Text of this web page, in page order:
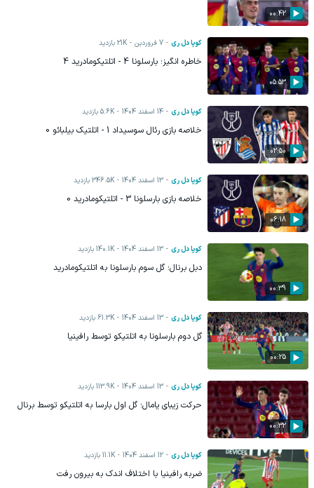
00:42
05:53
کوپا دل ری 7 فروردين 21Kبازدید
خاطره انگیز؛ بارسلونا 4 - اتلتیکومادرید 4
02:50
کوپا دل ری 14 اسفند 1404 5.6Kبازدید
خلاصه بازی رئال سوسیداد 1 - اتلتیک بیلبائو 0
06:18
کوپا دل ری 13 اسفند 1404 346.5Kبازدید
خلاصه بازی بارسلونا 3 - اتلتیکومادرید 0
00:39
کوپا دل ری 13 اسفند 1404 140.1Kبازدید
دبل برنال؛ گل سوم بارسلونا به اتلتیکومادرید
00:25
کوپا دل ری 13 اسفند 1404 61.3Kبازدید
گل دوم بارسلونا به اتلتیکو توسط رافینیا
00:32
کوپا دل ری 13 اسفند 1404 113.9Kبازدید
حرکت زیبای یامال؛ گل اول بارسا به اتلتیکو توسط برنال
کوپا دل ری 12 اسفند 1404 11.1Kبازدید
ضربه رافینیا با اختلاف اندک به بیرون رفت